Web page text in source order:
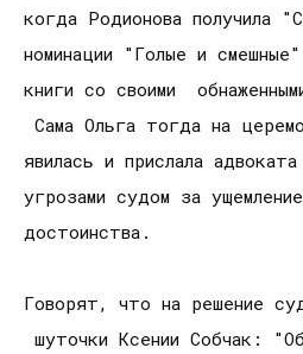
когда Родионова получила
номинации "Голые и
книги со своими
Сама Ольга тогда на
явилась и прислала
угрозами судом за
достоинства.
Говорят, что на решение
шуточки Ксении Собчак: